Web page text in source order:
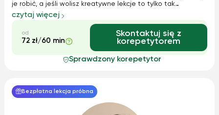
je robić, a jeśli wolisz kreatywne lekcje to tylko tak
będziemy się uczyć! Moim głównym zadaniem będzie to
bo klucz to pewność...
czytaj więcej
od
72 zł/60 min
Skontaktuj się z
korepetytorem
Sprawdzony korepetytor
Bezpłatna lekcja próbna